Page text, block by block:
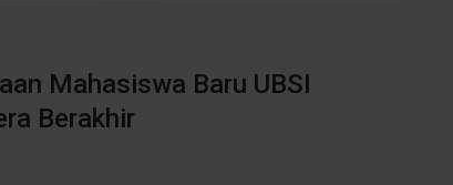
Mahasiswa Baru UBSI
Berakhir